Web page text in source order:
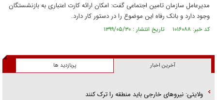
مدیرعامل سازمان تامین اجتماعی گفت: امکان ارائه کارت اعتباری به بازنشستگان
وجود دارد و بانک رفاه این موضوع را در دستور کار دارد.
کد خبر: ۱۰۱۶۰۸۸ تاریخ انتشار : ۱۳۹۹/۰۵/۳۰
آخرین اخبار پربازدید ها
ولایتی: نیرو‌های خارجی باید منطقه را ترک کنند